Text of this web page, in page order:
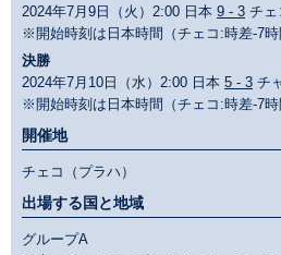
2024年7月9日（火）2:00 日本 9 - 3 チェ
※開始時刻は日本時間（チェコ:時差-7時
決勝
2024年7月10日（水）2:00 日本 5 - 3 チ
※開始時刻は日本時間（チェコ:時差-7時
開催地
チェコ（プラハ）
出場する国と地域
グループA